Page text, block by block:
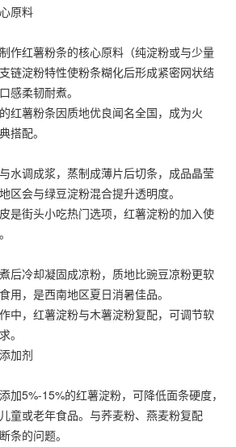
原料
作红薯粉条的核心原料（纯淀粉或与少量
链淀粉特性使粉条糊化后形成紧密网状结
感柔韧耐煮。
红薯粉条因质地优良闻名全国，成为火
搭配。
水调成浆，蒸制成薄片后切条，成品晶莹
区会与绿豆淀粉混合提升透明度。
是街头小吃热门选项，红薯淀粉的加入使
后冷却凝固成凉粉，质地比豌豆凉粉更软
用，是西南地区夏日消暑佳品。
中，红薯淀粉与木薯淀粉复配，可调节软
。
加剂
加5%-15%的红薯淀粉，可降低面条硬度，
童或老年食品。与荞麦粉、燕麦粉复配
条的问题。